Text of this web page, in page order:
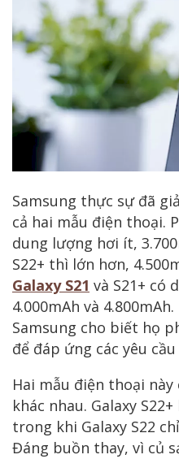
Samsung thực sự đã
cả hai mẫu điện thoại.
dung lượng hơi ít,
S22+ thì lớn hơn,
Galaxy S21 và S21+ có
4.000mAh và
Samsung cho biết họ
để đáp ứng các yêu
Hai mẫu điện thoại
khác nhau. Galaxy
trong khi Galaxy S22
Đáng buồn thay, vì củ